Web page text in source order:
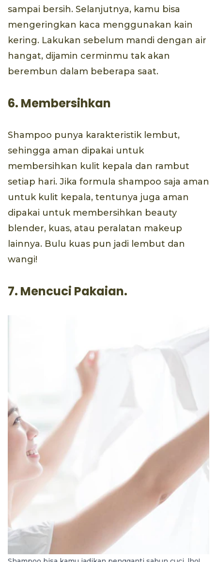
sampai bersih. Selanjutnya, kamu bisa
mengeringkan kaca menggunakan kain
kering. Lakukan sebelum mandi dengan air
hangat, dijamin cerminmu tak akan
berembun dalam beberapa saat.
6. Membersihkan
Shampoo punya karakteristik lembut,
sehingga aman dipakai untuk
membersihkan kulit kepala dan rambut
setiap hari. Jika formula shampoo saja aman
untuk kulit kepala, tentunya juga aman
dipakai untuk membersihkan beauty
blender, kuas, atau peralatan makeup
lainnya. Bulu kuas pun jadi lembut dan
wangi!
7. Mencuci Pakaian.